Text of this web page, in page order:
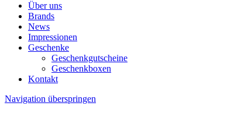
Über uns
Brands
News
Impressionen
Geschenke
Geschenkgutscheine
Geschenkboxen
Kontakt
Navigation überspringen